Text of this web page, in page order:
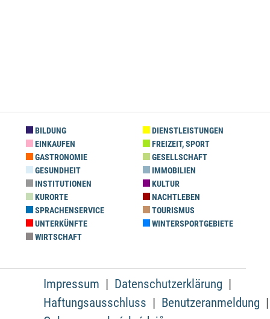
BILDUNG
DIENSTLEISTUNGEN
EINKAUFEN
FREIZEIT, SPORT
GASTRONOMIE
GESELLSCHAFT
GESUNDHEIT
IMMOBILIEN
INSTITUTIONEN
KULTUR
KURORTE
NACHTLEBEN
SPRACHENSERVICE
TOURISMUS
UNTERKÜNFTE
WINTERSPORTGEBIETE
WIRTSCHAFT
Impressum
Datenschutzerklärung
Haftungsausschluss
Benutzeranmeldung